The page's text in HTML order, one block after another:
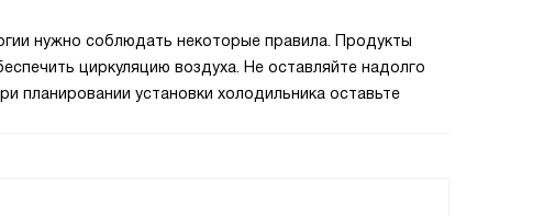
нужно соблюдать некоторые правила. Продукты
циркуляцию воздуха. Не оставляйте надолго
планировании установки холодильника оставьте